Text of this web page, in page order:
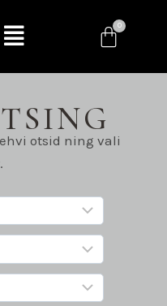
otsid ning vali